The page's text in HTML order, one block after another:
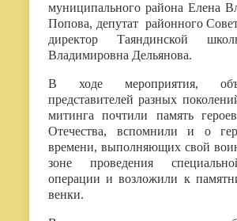
муниципального района Елена
Попова, депутат районного
директор Таяндинской
Владимировна Дельянова.
В ходе мероприятия,
представителей разных
митинга почтили память
Отечества, вспомнили и о
времени, выполняющих свой
зоне проведения
операции и возложили к
венки.